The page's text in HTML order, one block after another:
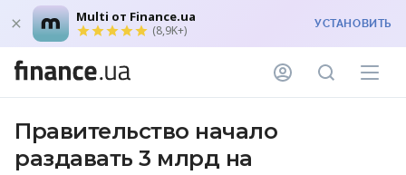
Multi от Finance.ua
(8,9K+) УСТАНОВИТЬ
Правительство начало
раздавать 3 млрд на